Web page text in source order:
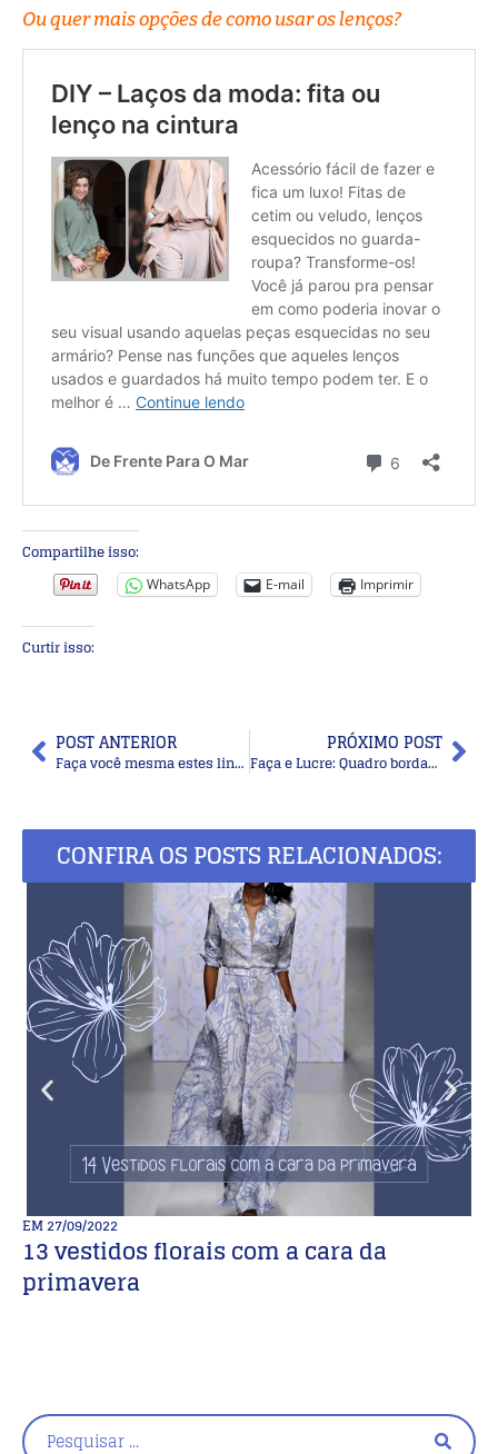
Ou quer mais opções de como usar os lenços?
Compartilhe isso:
WhatsApp E-mail Imprimir
Curtir isso:
POST ANTERIOR
Faça você mesma estes lindos xales de crochê ou tricô
PRÓXIMO POST
Faça e Lucre: Quadro bordado em bastidor
CONFIRA OS POSTS RELACIONADOS:
EM27/09/2022
13 vestidos florais com a cara da
primavera